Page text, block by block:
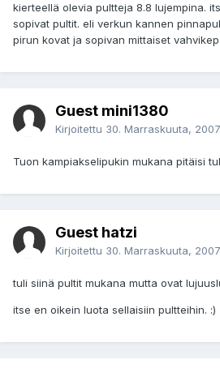
kierteellä olevia pultteja 8.8 lujempina.
sopivat pultit. eli verkun kannen
pirun kovat ja sopivan mittaiset
Guest mini1380
Kirjoitettu 30. Marraskuuta, 2007
Tuon kampiakselipukin mukana pitäisi
Guest hatzi
Kirjoitettu 30. Marraskuuta, 2007
tuli siinä pultit mukana mutta ovat
itse en oikein luota sellaisiin pultteihin. :)